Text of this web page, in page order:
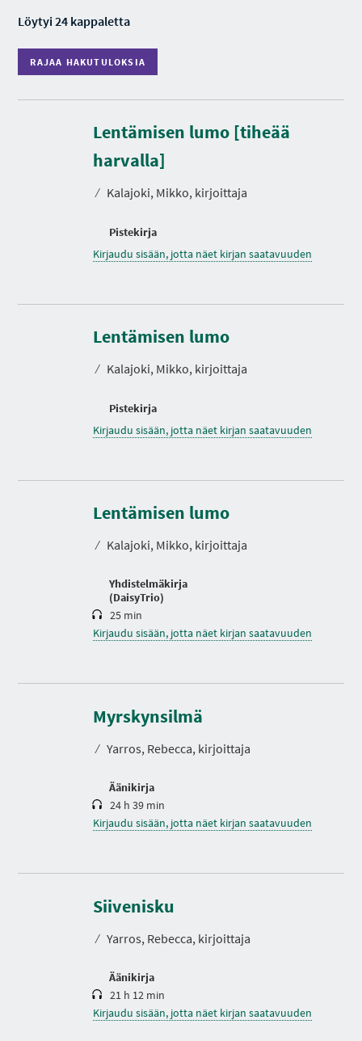
Löytyi 24 kappaletta
RAJAA HAKUTULOKSIA
A
U
T
U
O
Lentämisen lumo [tiheää
harvalla]
⁄ Kalajoki, Mikko, kirjoittaja
Pistekirja
Kirjaudu sisään, jotta näet kirjan saatavuuden
Lentämisen lumo
⁄ Kalajoki, Mikko, kirjoittaja
Pistekirja
Kirjaudu sisään, jotta näet kirjan saatavuuden
Lentämisen lumo
⁄ Kalajoki, Mikko, kirjoittaja
Yhdistelmäkirja
(DaisyTrio)
e
s
o
25 min
Kirjaudu sisään, jotta näet kirjan saatavuuden
Myrskynsilmä
⁄ Yarros, Rebecca, kirjoittaja
Äänikirja
K
s
t
24 h 39 min
Kirjaudu sisään, jotta näet kirjan saatavuuden
Siivenisku
⁄ Yarros, Rebecca, kirjoittaja
Äänikirja
K
s
t
21 h 12 min
Kirjaudu sisään, jotta näet kirjan saatavuuden